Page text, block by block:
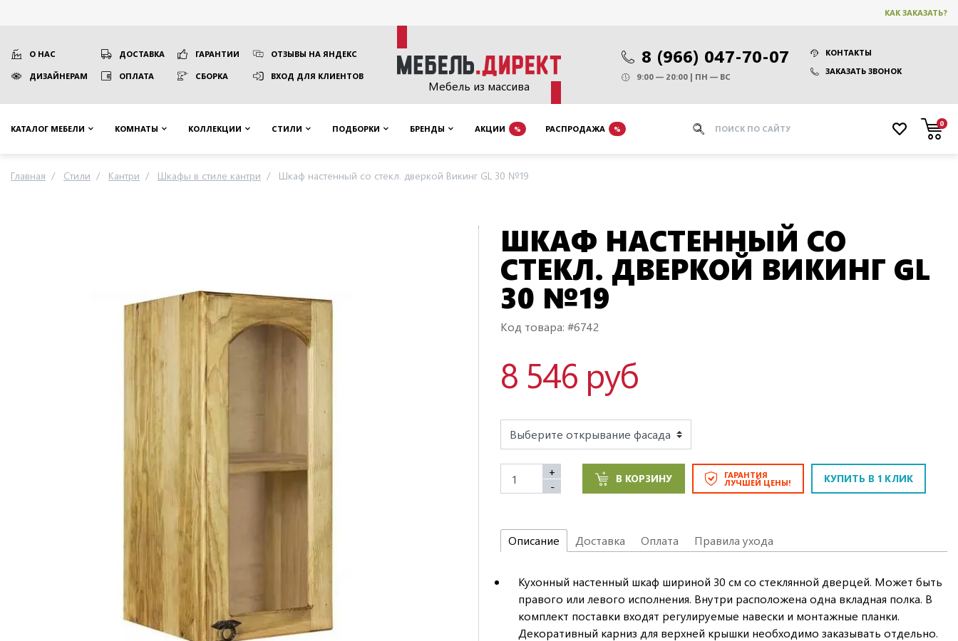
КАК ЗАКАЗАТЬ?
Мебель из массива
О НАС ДОСТАВКА ГАРАНТИИ ОТЗЫВЫ НА ЯНДЕКС
ДИЗАЙНЕРАМ ОПЛАТА СБОРКА ВХОД ДЛЯ КЛИЕНТОВ
8 (966) 047-70-07
КОНТАКТЫ
ЗАКАЗАТЬ ЗВОНОК
9:00 — 20:00 | ПН — ВС
КАТАЛОГ МЕБЕЛИ КОМНАТЫ КОЛЛЕКЦИИ СТИЛИ ПОДБОРКИ БРЕНДЫ АКЦИИ % РАСПРОДАЖА %
0
Главная Стили Кантри Шкафы в стиле кантри Шкаф настенный со стекл. дверкой Викинг GL 30 №19
ШКАФ НАСТЕННЫЙ СО
СТЕКЛ. ДВЕРКОЙ ВИКИНГ GL
30 №19
Код товара: #6742
8 546 руб
+
-
В КОРЗИНУ ГАРАНТИЯ
ЛУЧШЕЙ ЦЕНЫ! КУПИТЬ В 1 КЛИК
Описание Доставка Оплата Правила ухода
Кухонный настенный шкаф шириной 30 см со стеклянной дверцей. Может быть
правого или левого исполнения. Внутри расположена одна вкладная полка. В
комплект поставки входят регулируемые навески и монтажные планки.
Декоративный карниз для верхней крышки необходимо заказывать отдельно.